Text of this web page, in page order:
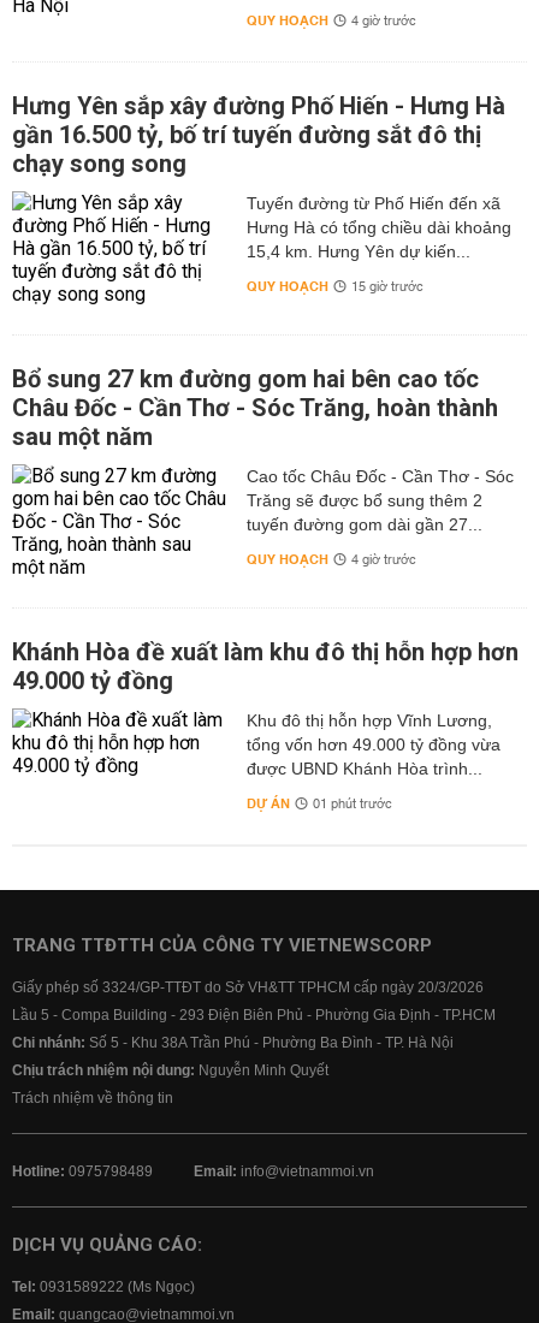
QUY HOẠCH 4 giờ trước
Hưng Yên sắp xây đường Phố Hiến - Hưng Hà
gần 16.500 tỷ, bố trí tuyến đường sắt đô thị
chạy song song
Tuyến đường từ Phố Hiến đến xã
Hưng Hà có tổng chiều dài khoảng
15,4 km. Hưng Yên dự kiến...
QUY HOẠCH 15 giờ trước
Bổ sung 27 km đường gom hai bên cao tốc
Châu Đốc - Cần Thơ - Sóc Trăng, hoàn thành
sau một năm
Cao tốc Châu Đốc - Cần Thơ - Sóc
Trăng sẽ được bổ sung thêm 2
tuyến đường gom dài gần 27...
QUY HOẠCH 4 giờ trước
Khánh Hòa đề xuất làm khu đô thị hỗn hợp hơn
49.000 tỷ đồng
Khu đô thị hỗn hợp Vĩnh Lương,
tổng vốn hơn 49.000 tỷ đồng vừa
được UBND Khánh Hòa trình...
DỰ ÁN 01 phút trước
TRANG TTĐTTH CỦA CÔNG TY VIETNEWSCORP
Giấy phép số 3324/GP-TTĐT do Sở VH&TT TPHCM cấp ngày 20/3/2026
Lầu 5 - Compa Building - 293 Điện Biên Phủ - Phường Gia Định - TP.HCM
Chi nhánh: Số 5 - Khu 38A Trần Phú - Phường Ba Đình - TP. Hà Nội
Chịu trách nhiệm nội dung: Nguyễn Minh Quyết
Trách nhiệm về thông tin
Hotline: 0975798489 Email: info@vietnammoi.vn
DỊCH VỤ QUẢNG CÁO:
Tel: 0931589222 (Ms Ngọc)
Email: quangcao@vietnammoi.vn